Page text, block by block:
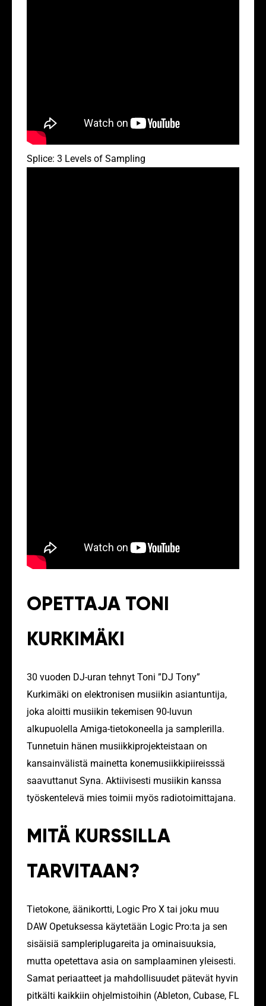
Splice: 3 Levels of Sampling
OPETTAJA TONI
KURKIMÄKI
30 vuoden DJ-uran tehnyt Toni ”DJ Tony”
Kurkimäki on elektronisen musiikin asiantuntija,
joka aloitti musiikin tekemisen 90-luvun
alkupuolella Amiga-tietokoneella ja samplerilla.
Tunnetuin hänen musiikkiprojekteistaan on
kansainvälistä mainetta konemusiikkipiireisssä
saavuttanut Syna. Aktiivisesti musiikin kanssa
työskentelevä mies toimii myös radiotoimittajana.
MITÄ KURSSILLA
TARVITAAN?
Tietokone, äänikortti, Logic Pro X tai joku muu
DAW Opetuksessa käytetään Logic Pro:ta ja sen
sisäisiä sampleriplugareita ja ominaisuuksia,
mutta opetettava asia on samplaaminen yleisesti.
Samat periaatteet ja mahdollisuudet pätevät hyvin
pitkälti kaikkiin ohjelmistoihin (Ableton, Cubase, FL